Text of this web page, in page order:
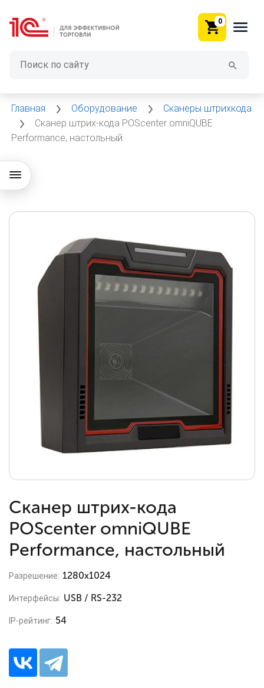
0
Главная Оборудование
Сканеры штрихкода
Сканер штрих-кода POScenter omniQUBE
Performance, настольный
Сканер штрих-кода
POScenter omniQUBE
Performance, настольный
Разрешение: 1280х1024
Интерфейсы: USB / RS-232
IP-рейтинг: 54